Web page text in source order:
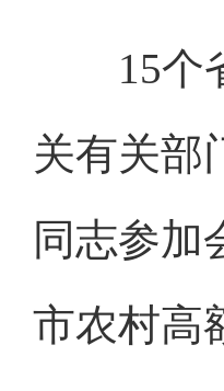
15个省
关有关部
同志参加
市农村高